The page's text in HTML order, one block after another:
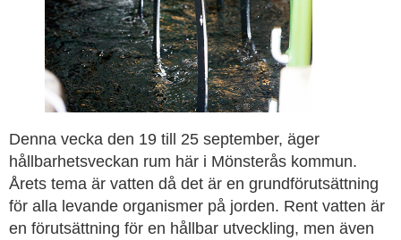
Denna vecka den 19 till 25 september, äger
hållbarhetsveckan rum här i Mönsterås kommun.
Årets tema är vatten då det är en grundförutsättning
för alla levande organismer på jorden. Rent vatten är
en förutsättning för en hållbar utveckling, men även